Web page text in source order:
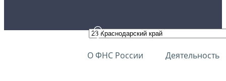
О ФНС России Деятельность